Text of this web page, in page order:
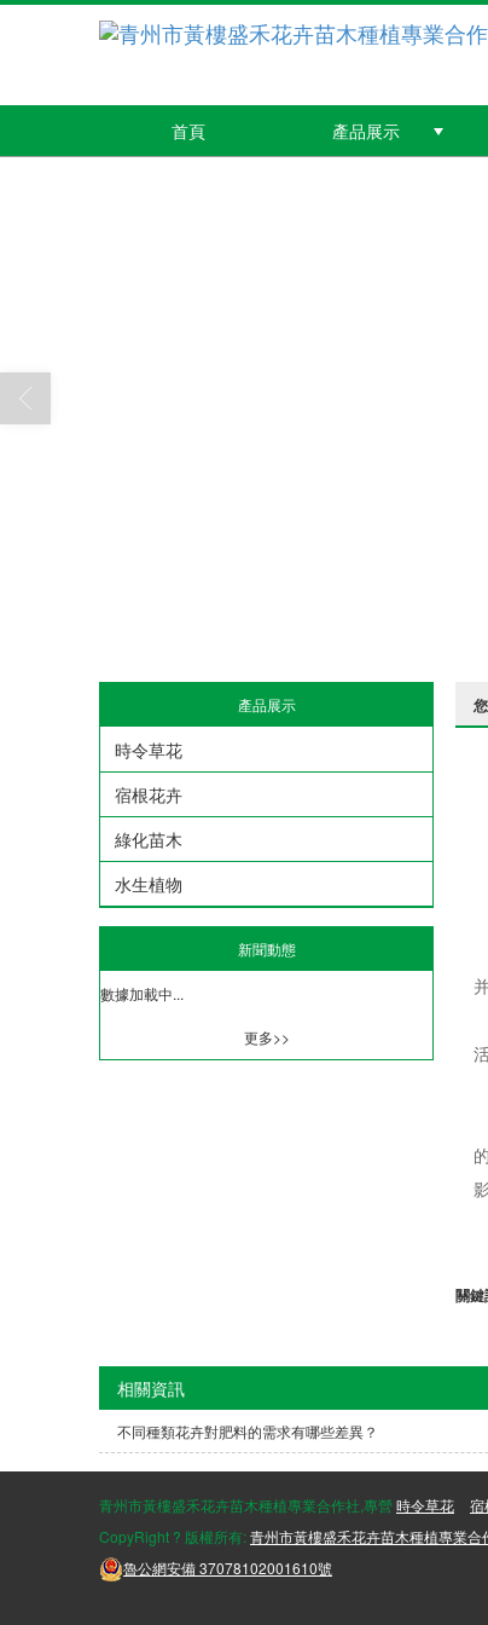
首頁 產品展示
關鍵
產品展示
時令草花
宿根花卉
綠化苗木
水生植物
新聞動態
數據加載中...
更多>>
相關資訊
不同種類花卉對肥料的需求有哪些差異？
青州市黃樓盛禾花卉苗木種植專業合作社,專營時令草花 宿
CopyRight ? 版權所有:青州市黃樓盛禾花卉苗木種植專業合
魯公網安備37078102001610號